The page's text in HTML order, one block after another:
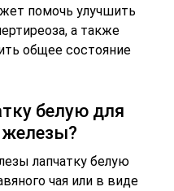
помочь улучшить
а также
общее состояние
белую для
лапчатку белую
чая или в виде